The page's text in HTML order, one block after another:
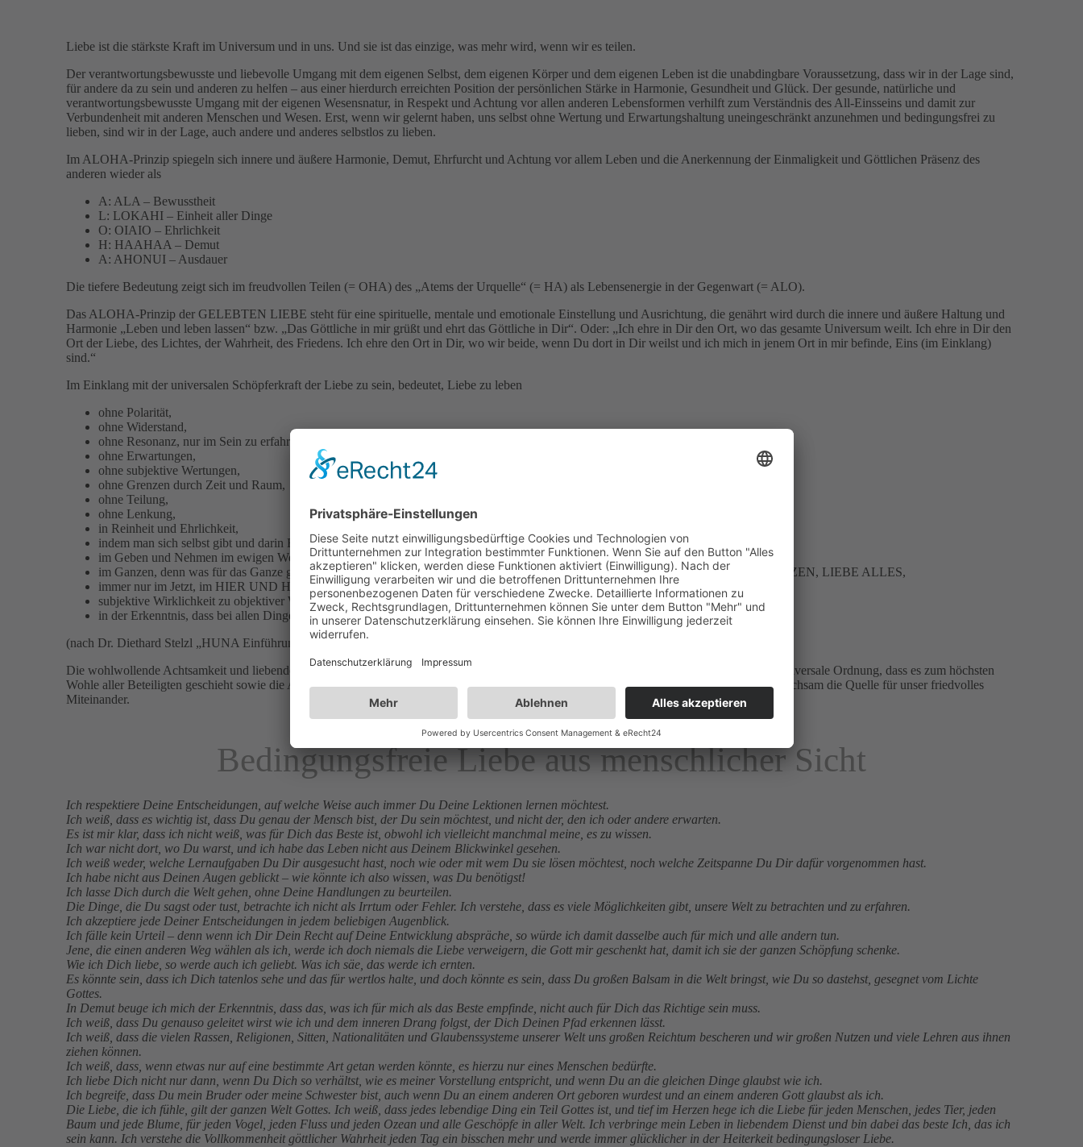
Liebe ist die stärkste Kraft im Universum und in uns. Und sie ist das einzige, was mehr wird, wenn wir es teilen.
Der verantwortungsbewusste und liebevolle Umgang mit dem eigenen Selbst, dem eigenen Körper und dem eigenen Leben ist die unabdingbare Voraussetzung, dass wir in der Lage sind,
für andere da zu sein und anderen zu helfen – aus einer hierdurch erreichten Position der persönlichen Stärke in Harmonie, Gesundheit und Glück. Der gesunde, natürliche und
verantwortungsbewusste Umgang mit der eigenen Wesensnatur, in Respekt und Achtung vor allen anderen Lebensformen verhilft zum Verständnis des All-Einsseins und damit zur
Verbundenheit mit anderen Menschen und Wesen. Erst, wenn wir gelernt haben, uns selbst ohne Wertung und Erwartungshaltung uneingeschränkt anzunehmen und bedingungsfrei zu
lieben, sind wir in der Lage, auch andere und anderes selbstlos zu lieben.
Im ALOHA-Prinzip spiegeln sich innere und äußere Harmonie, Demut, Ehrfurcht und Achtung vor allem Leben und die Anerkennung der Einmaligkeit und Göttlichen Präsenz des
anderen wieder als
A: ALA – Bewusstheit
L: LOKAHI – Einheit aller Dinge
O: OIAIO – Ehrlichkeit
H: HAAHAA – Demut
A: AHONUI – Ausdauer
Die tiefere Bedeutung zeigt sich im freudvollen Teilen (= OHA) des „Atems der Urquelle“ (= HA) als Lebensenergie in der Gegenwart (= ALO).
Das ALOHA-Prinzip der GELEBTEN LIEBE steht für eine spirituelle, mentale und emotionale Einstellung und Ausrichtung, die genährt wird durch die innere und äußere Haltung und
Harmonie „Leben und leben lassen“ bzw. „Das Göttliche in mir grüßt und ehrt das Göttliche in Dir“. Oder: „Ich ehre in Dir den Ort, wo das gesamte Universum weilt. Ich ehre in Dir den
Ort der Liebe, des Lichtes, der Wahrheit, des Friedens. Ich ehre den Ort in Dir, wo wir beide, wenn Du dort in Dir weilst und ich mich in jenem Ort in mir befinde, Eins (im Einklang)
sind.“
Im Einklang mit der universalen Schöpferkraft der Liebe zu sein, bedeutet, Liebe zu leben
ohne Polarität,
ohne Widerstand,
ohne Resonanz, nur im Sein zu erfahren,
ohne Erwartungen,
ohne subjektive Wertungen,
ohne Grenzen durch Zeit und Raum,
ohne Teilung,
ohne Lenkung,
in Reinheit und Ehrlichkeit,
indem man sich selbst gibt und darin Erfüllung findet,
im Geben und Nehmen im ewigen Wechsel,
im Ganzen, denn was für das Ganze gut ist, ist auch automatisch gut für das Einzelne als Teil des Ganzen – ICH, ALS TEIL DES GANZEN, LIEBE ALLES,
immer nur im Jetzt, im HIER UND HEUTE, überall und ohne Grenzen,
subjektive Wirklichkeit zu objektiver Wirklichkeit machend und
in der Erkenntnis, dass bei allen Dingen die AUSSENSEITE = INNENSEITE ist.
(nach Dr. Diethard Stelzl „HUNA Einführung“)
Die wohlwollende Achtsamkeit und liebende Güte im Tun, der Respekt gegenüber allem was ist, die Überzeugung und das Vertrauen in die universale Ordnung, dass es zum höchsten
Wohle aller Beteiligten geschieht sowie die Achtung der menschlichen Wege und willentlichen Entscheidungen sind weise Wegweiser und gleichsam die Quelle für unser friedvolles
Miteinander.
Bedingungsfreie Liebe aus menschlicher Sicht
Ich respektiere Deine Entscheidungen, auf welche Weise auch immer Du Deine Lektionen lernen möchtest.
Ich weiß, dass es wichtig ist, dass Du genau der Mensch bist, der Du sein möchtest, und nicht der, den ich oder andere erwarten.
Es ist mir klar, dass ich nicht weiß, was für Dich das Beste ist, obwohl ich vielleicht manchmal meine, es zu wissen.
Ich war nicht dort, wo Du warst, und ich habe das Leben nicht aus Deinem Blickwinkel gesehen.
Ich weiß weder, welche Lernaufgaben Du Dir ausgesucht hast, noch wie oder mit wem Du sie lösen möchtest, noch welche Zeitspanne Du Dir dafür vorgenommen hast.
Ich habe nicht aus Deinen Augen geblickt – wie könnte ich also wissen, was Du benötigst!
Ich lasse Dich durch die Welt gehen, ohne Deine Handlungen zu beurteilen.
Die Dinge, die Du sagst oder tust, betrachte ich nicht als Irrtum oder Fehler. Ich verstehe, dass es viele Möglichkeiten gibt, unsere Welt zu betrachten und zu erfahren.
Ich akzeptiere jede Deiner Entscheidungen in jedem beliebigen Augenblick.
Ich fälle kein Urteil – denn wenn ich Dir Dein Recht auf Deine Entwicklung abspräche, so würde ich damit dasselbe auch für mich und alle andern tun.
Jene, die einen anderen Weg wählen als ich, werde ich doch niemals die Liebe verweigern, die Gott mir geschenkt hat, damit ich sie der ganzen Schöpfung schenke.
Wie ich Dich liebe, so werde auch ich geliebt. Was ich säe, das werde ich ernten.
Es könnte sein, dass ich Dich tatenlos sehe und das für wertlos halte, und doch könnte es sein, dass Du großen Balsam in die Welt bringst, wie Du so dastehst, gesegnet vom Lichte
Gottes.
In Demut beuge ich mich der Erkenntnis, dass das, was ich für mich als das Beste empfinde, nicht auch für Dich das Richtige sein muss.
Ich weiß, dass Du genauso geleitet wirst wie ich und dem inneren Drang folgst, der Dich Deinen Pfad erkennen lässt.
Ich weiß, dass die vielen Rassen, Religionen, Sitten, Nationalitäten und Glaubenssysteme unserer Welt uns großen Reichtum bescheren und wir großen Nutzen und viele Lehren aus ihnen
ziehen können.
Ich weiß, dass, wenn etwas nur auf eine bestimmte Art getan werden könnte, es hierzu nur eines Menschen bedürfte.
Ich liebe Dich nicht nur dann, wenn Du Dich so verhältst, wie es meiner Vorstellung entspricht, und wenn Du an die gleichen Dinge glaubst wie ich.
Ich begreife, dass Du mein Bruder oder meine Schwester bist, auch wenn Du an einem anderen Ort geboren wurdest und an einem anderen Gott glaubst als ich.
Die Liebe, die ich fühle, gilt der ganzen Welt Gottes. Ich weiß, dass jedes lebendige Ding ein Teil Gottes ist, und tief im Herzen hege ich die Liebe für jeden Menschen, jedes Tier, jeden
Baum und jede Blume, für jeden Vogel, jeden Fluss und jeden Ozean und alle Geschöpfe in aller Welt. Ich verbringe mein Leben in liebendem Dienst und bin dabei das beste Ich, das ich
sein kann. Ich verstehe die Vollkommenheit göttlicher Wahrheit jeden Tag ein bisschen mehr und werde immer glücklicher in der Heiterkeit bedingungsloser Liebe.